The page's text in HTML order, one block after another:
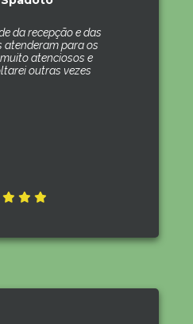
da recepção e das
atenderam para os
atenciosos e
outras vezes